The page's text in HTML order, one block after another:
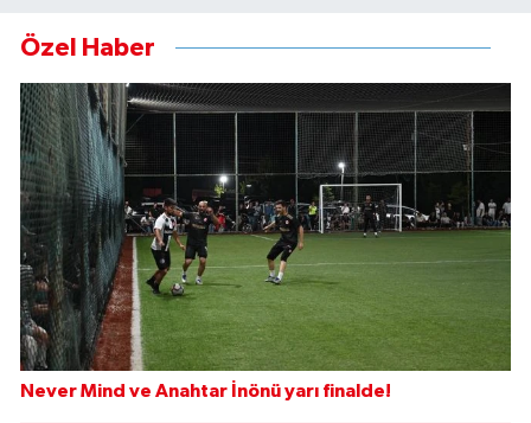
Özel Haber
Never Mind ve Anahtar İnönü yarı finalde!